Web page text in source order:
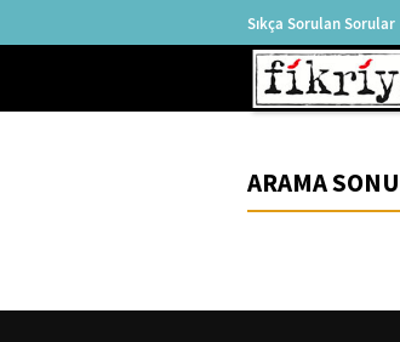
Sıkça Sorulan Sorular
ARAMA